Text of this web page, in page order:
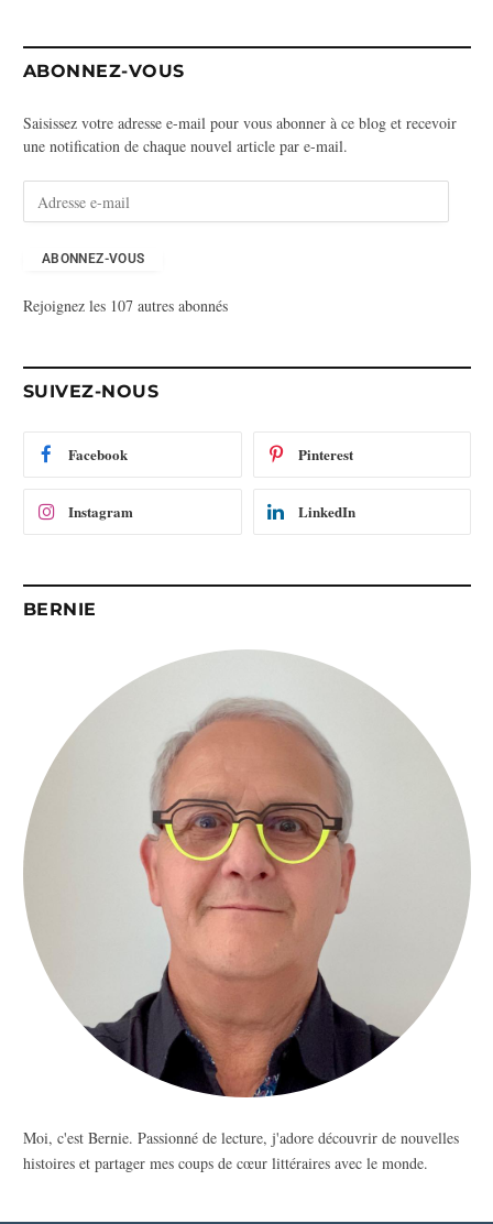
ABONNEZ-VOUS
Saisissez votre adresse e-mail pour vous abonner à ce blog et recevoir
une notification de chaque nouvel article par e-mail.
s
m
ABONNEZ-VOUS
Rejoignez les 107 autres abonnés
SUIVEZ-NOUS
Facebook Pinterest
Instagram LinkedIn
BERNIE
Moi, c'est Bernie. Passionné de lecture, j'adore découvrir de nouvelles
histoires et partager mes coups de cœur littéraires avec le monde.